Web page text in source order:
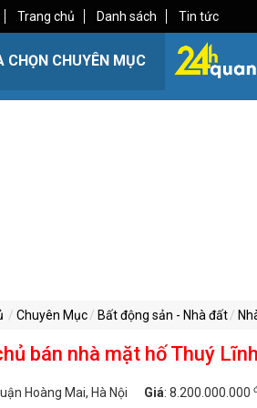
Trang chủ Danh sách Tin tức
CHỌN CHUYÊN MỤC
Chuyên Mục Bất động sản - Nhà đất
bán nhà mặt hố Thuý
Hoàng Mai, Hà Nội Giá: 8.200.000.000